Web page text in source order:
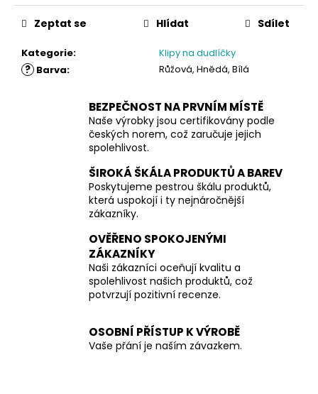
Kategorie: Klipy na dudlíčky
? Barva: Růžová, Hnědá, Bílá
Zeptat se Hlídat Sdílet
BEZPEČNOST NA PRVNÍM MÍSTĚ
Naše výrobky jsou certifikovány podle
českých norem, což zaručuje jejich
spolehlivost.
ŠIROKÁ ŠKÁLA PRODUKTŮ A BAREV
Poskytujeme pestrou škálu produktů,
která uspokojí i ty nejnáročnější
zákazníky.
OVĚŘENO SPOKOJENÝMI
ZÁKAZNÍKY
Naši zákazníci oceňují kvalitu a
spolehlivost našich produktů, což
potvrzují pozitivní recenze.
OSOBNÍ PŘÍSTUP K VÝROBĚ
Vaše přání je naším závazkem.